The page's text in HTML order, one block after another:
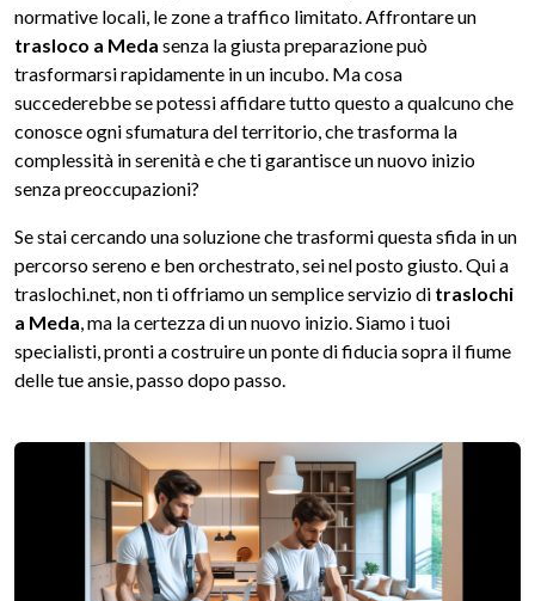
normative locali, le zone a traffico limitato. Affrontare un
trasloco a Meda senza la giusta preparazione può
trasformarsi rapidamente in un incubo. Ma cosa
succederebbe se potessi affidare tutto questo a qualcuno che
conosce ogni sfumatura del territorio, che trasforma la
complessità in serenità e che ti garantisce un nuovo inizio
senza preoccupazioni?
Se stai cercando una soluzione che trasformi questa sfida in un
percorso sereno e ben orchestrato, sei nel posto giusto. Qui a
traslochi.net, non ti offriamo un semplice servizio di traslochi
a Meda, ma la certezza di un nuovo inizio. Siamo i tuoi
specialisti, pronti a costruire un ponte di fiducia sopra il fiume
delle tue ansie, passo dopo passo.